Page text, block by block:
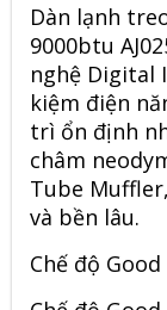
Dàn lạnh
9000btu
nghệ Digital
kiệm điện
trì ổn định
châm
Tube
và bền lâu.
Chế độ Good